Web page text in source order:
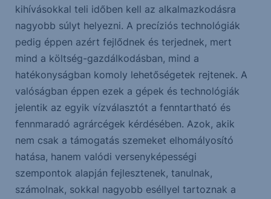
kihívásokkal teli időben kell az alkalmazkodásra
nagyobb súlyt helyezni. A precíziós technológiák
pedig éppen azért fejlődnek és terjednek, mert
mind a költség-gazdálkodásban, mind a
hatékonyságban komoly lehetőségetek rejtenek. A
valóságban éppen ezek a gépek és technológiák
jelentik az egyik vízválasztót a fenntartható és
fennmaradó agrárcégek kérdésében. Azok, akik
nem csak a támogatás szemeket elhomályosító
hatása, hanem valódi versenyképességi
szempontok alapján fejlesztenek, tanulnak,
számolnak, sokkal nagyobb eséllyel tartoznak a